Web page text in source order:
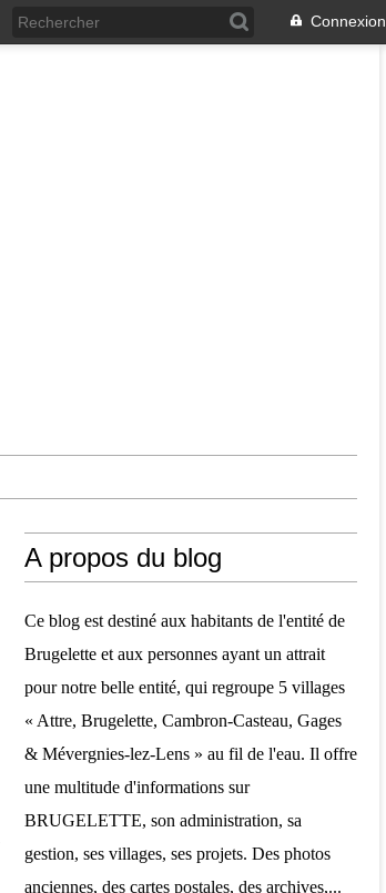
Connexion
A propos du blog
Ce blog est destiné aux habitants de l'entité de
Brugelette et aux personnes ayant un attrait
pour notre belle entité, qui regroupe 5 villages
« Attre, Brugelette, Cambron-Casteau, Gages
& Mévergnies-lez-Lens » au fil de l'eau. Il offre
une multitude d'informations sur
BRUGELETTE, son administration, sa
gestion, ses villages, ses projets. Des photos
anciennes, des cartes postales, des archives,...